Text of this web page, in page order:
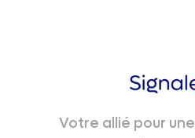
Votre allié pour